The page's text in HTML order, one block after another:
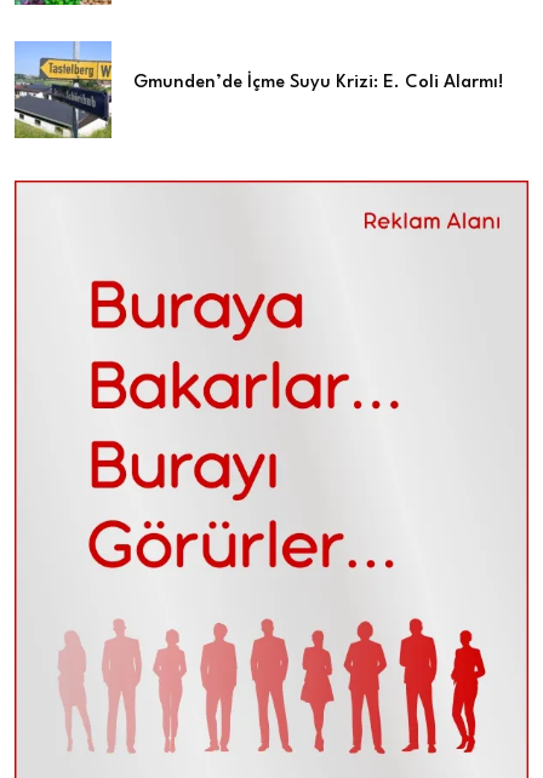
Gmunden’de İçme Suyu Krizi: E. Coli Alarmı!